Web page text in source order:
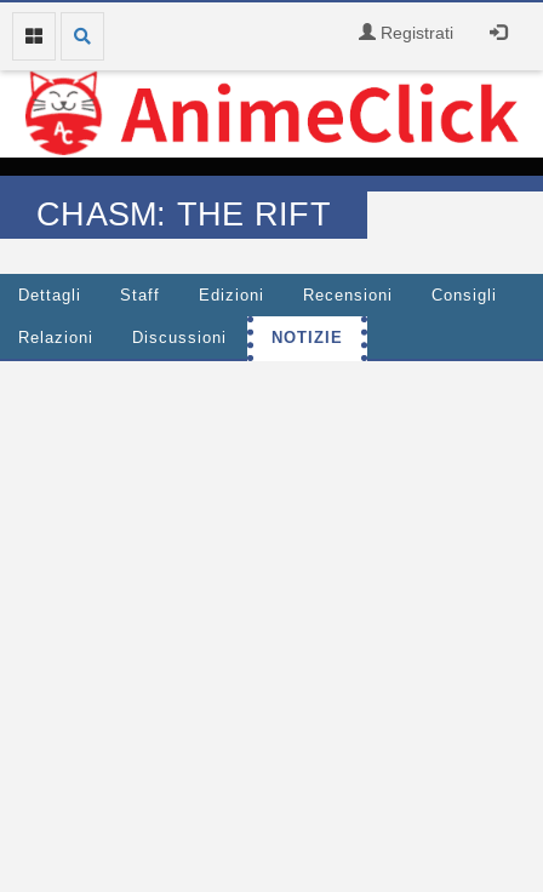
Registrati
CHASM: THE RIFT
Dettagli Staff Edizioni Recensioni Consigli
Relazioni Discussioni NOTIZIE